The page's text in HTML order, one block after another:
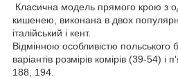
Класична модель прямого крою з
кишенею, виконана в двох
італійський і кент.
Відмінною особливістю польського
варіантів розмірів комірів (39-54)
188, 194.